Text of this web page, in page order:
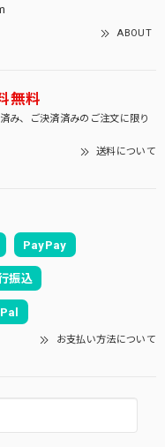
ABOUT
無料
、ご決済済みのご注文に限り
送料について
PayPay
振込
お支払い方法について